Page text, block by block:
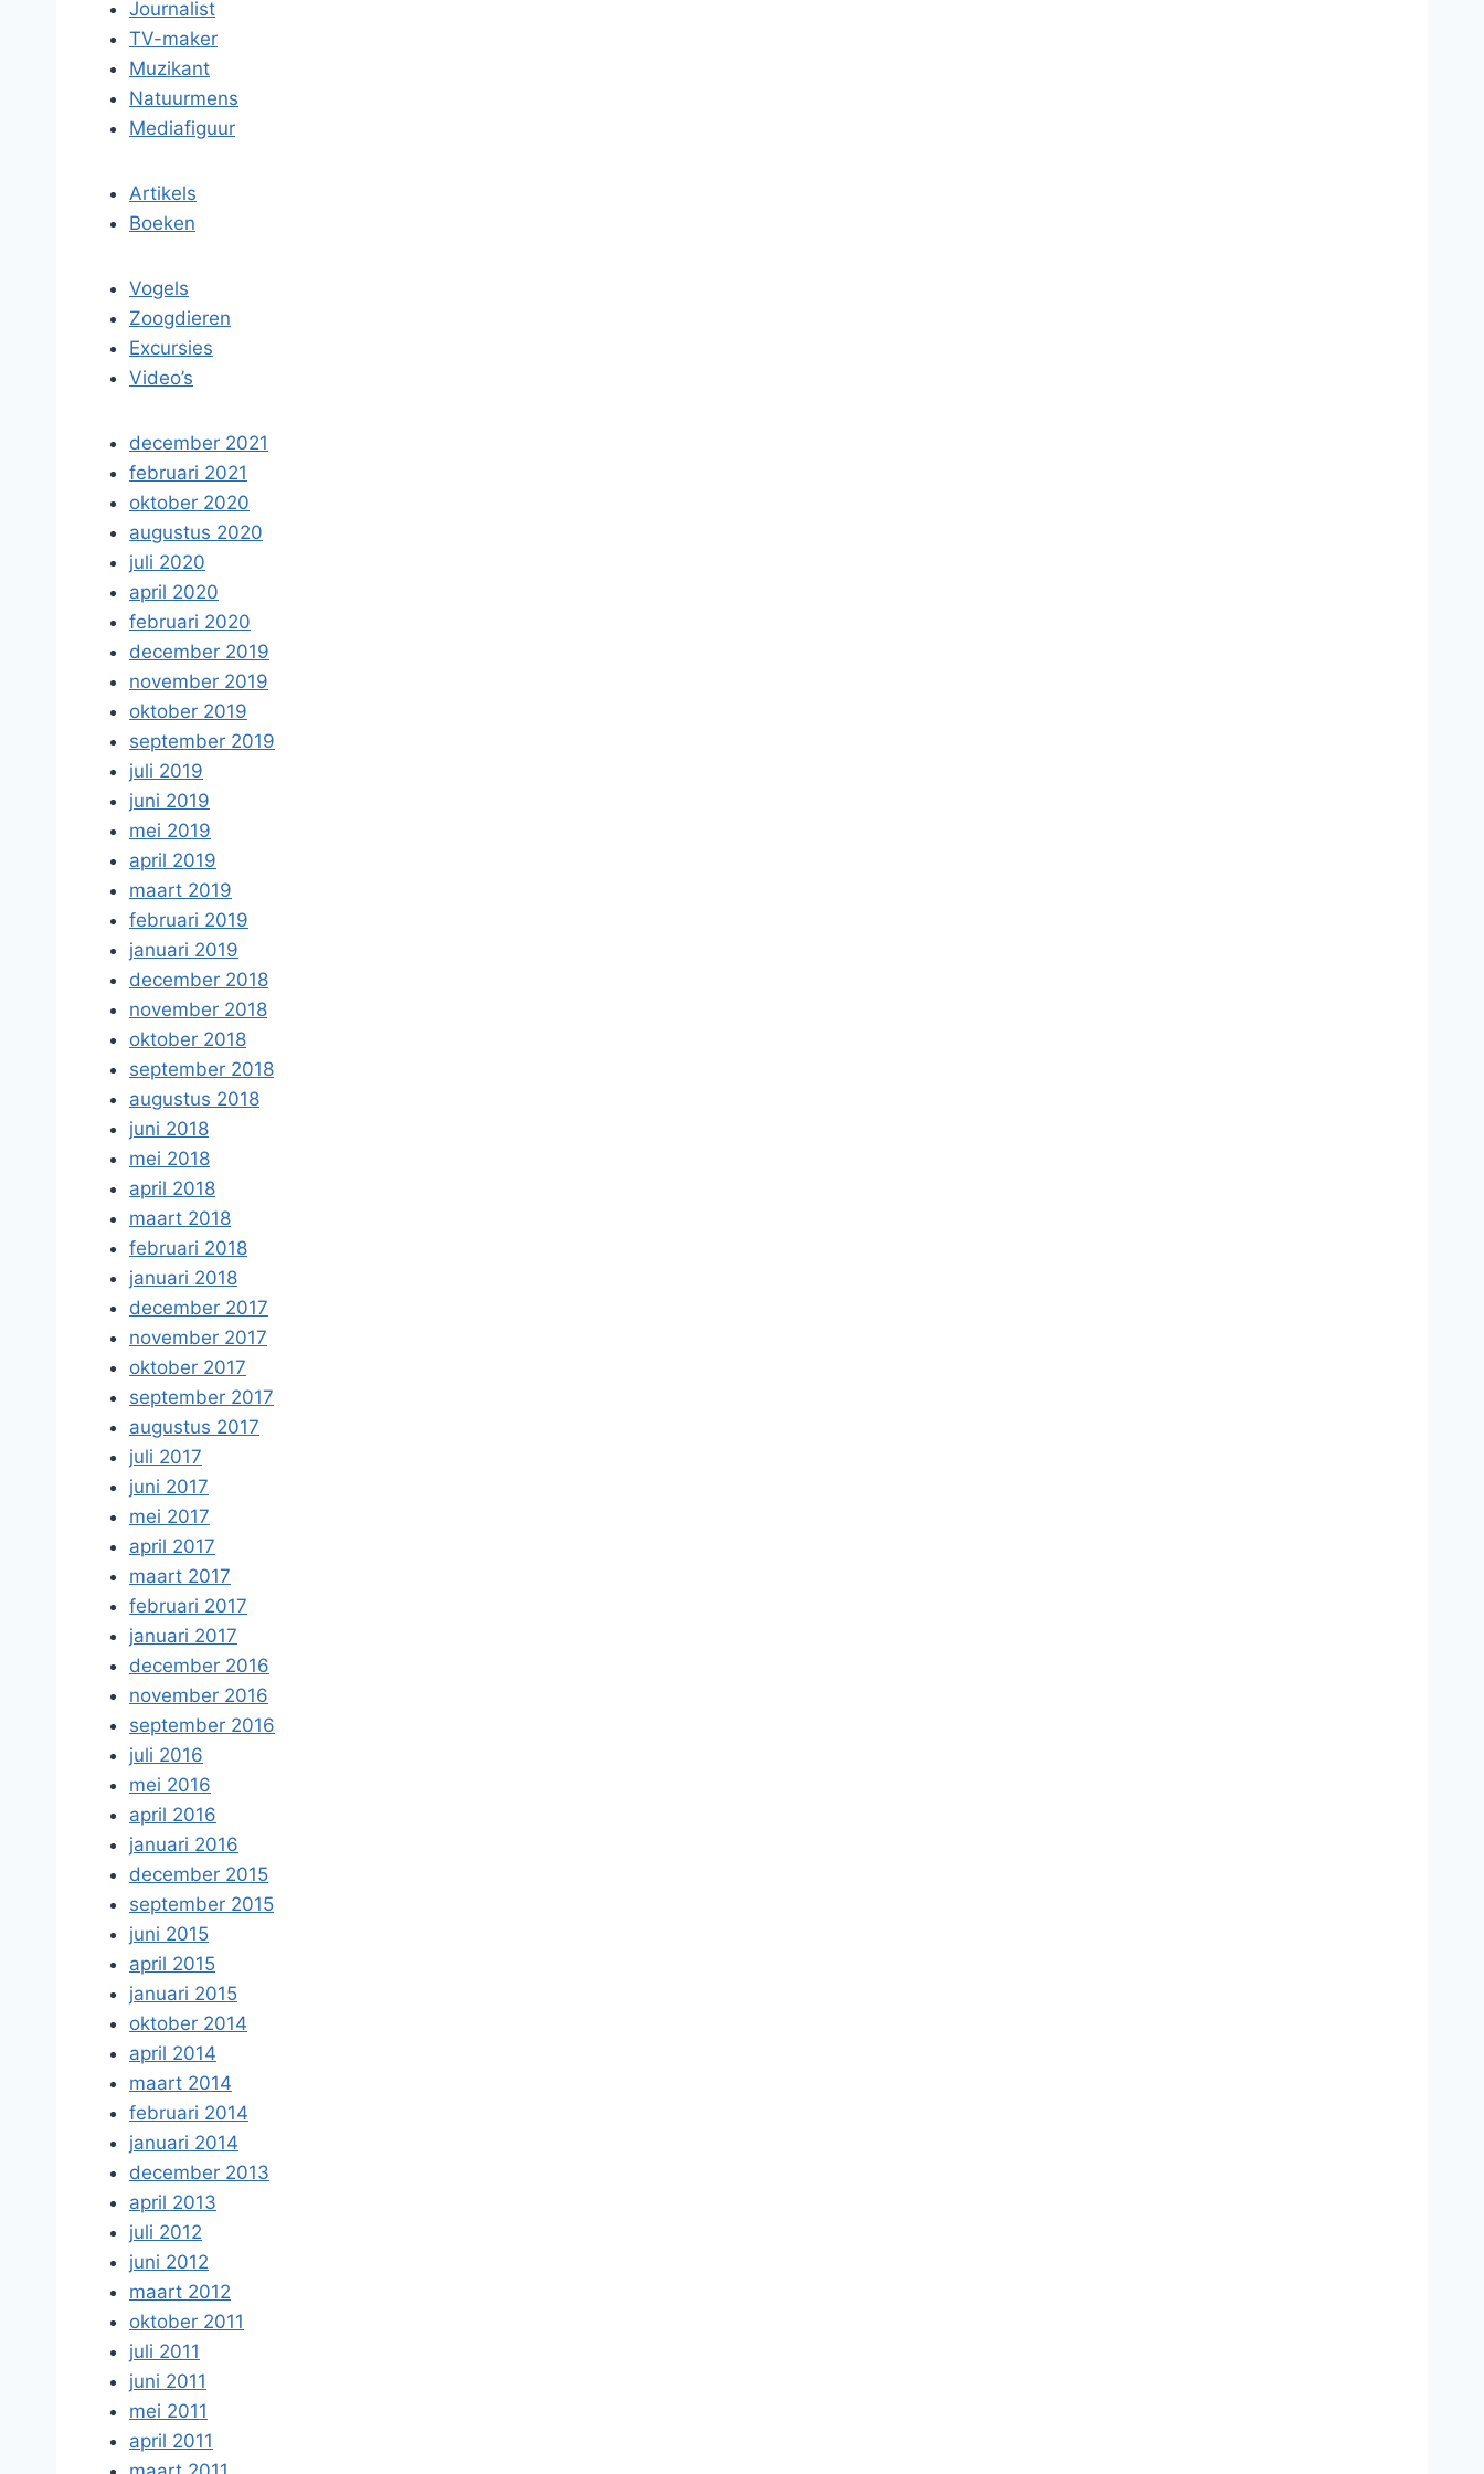
Journalist
TV-maker
Muzikant
Natuurmens
Mediafiguur
Artikels
Boeken
Vogels
Zoogdieren
Excursies
Video’s
december 2021
februari 2021
oktober 2020
augustus 2020
juli 2020
april 2020
februari 2020
december 2019
november 2019
oktober 2019
september 2019
juli 2019
juni 2019
mei 2019
april 2019
maart 2019
februari 2019
januari 2019
december 2018
november 2018
oktober 2018
september 2018
augustus 2018
juni 2018
mei 2018
april 2018
maart 2018
februari 2018
januari 2018
december 2017
november 2017
oktober 2017
september 2017
augustus 2017
juli 2017
juni 2017
mei 2017
april 2017
maart 2017
februari 2017
januari 2017
december 2016
november 2016
september 2016
juli 2016
mei 2016
april 2016
januari 2016
december 2015
september 2015
juni 2015
april 2015
januari 2015
oktober 2014
april 2014
maart 2014
februari 2014
januari 2014
december 2013
april 2013
juli 2012
juni 2012
maart 2012
oktober 2011
juli 2011
juni 2011
mei 2011
april 2011